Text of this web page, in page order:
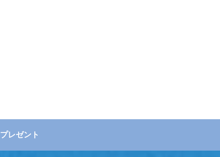
プレゼント